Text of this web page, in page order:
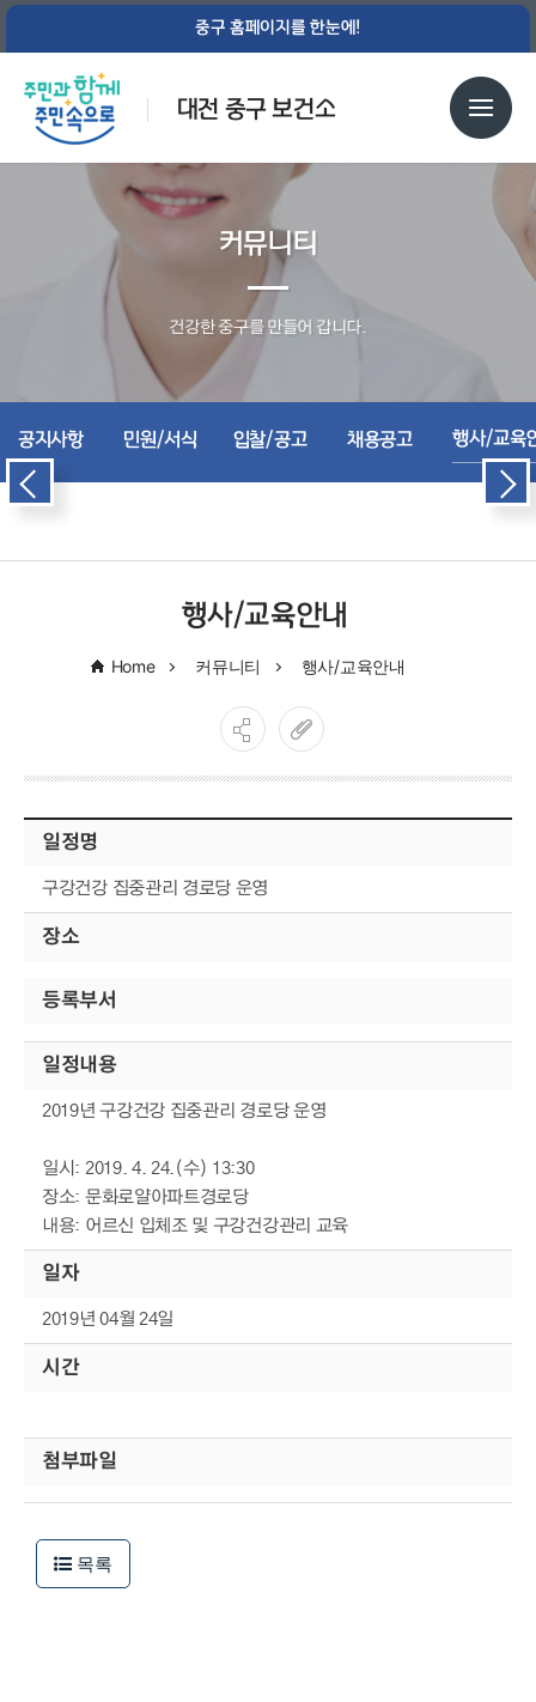
중구 홈페이지를 한눈에!
대전 중구 보건소
커뮤니티
건강한 중구를 만들어 갑니다.
공지사항 민원/서식 입찰/공고 채용공고 행사/교육
행사/교육안내
Home 커뮤니티 행사/교육안내
일정명
구강건강 집중관리 경로당 운영
장소
등록부서
일정내용
2019년 구강건강 집중관리 경로당 운영
일시: 2019. 4. 24.(수) 13:30
장소: 문화로얄아파트경로당
내용: 어르신 입체조 및 구강건강관리 교육
일자
2019년 04월 24일
시간
첨부파일
목록